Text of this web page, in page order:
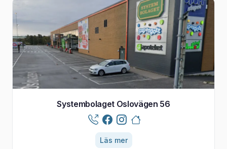
Systembolaget Oslovägen 56
Läs mer